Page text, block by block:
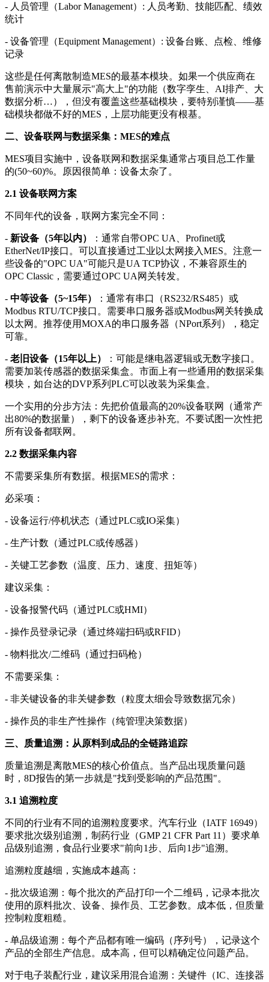
- 人员管理（Labor Management）: 人员考勤、技能匹配、绩效
统计
- 设备管理（Equipment Management）: 设备台账、点检、维修
记录
这些是任何离散制造MES的最基本模块。如果一个供应商在
售前演示中大量展示"高大上"的功能（数字孪生、AI排产、大
数据分析…），但没有覆盖这些基础模块，要特别谨慎——基
础模块都做不好的MES，上层功能更没有根基。
二、设备联网与数据采集：MES的难点
MES项目实施中，设备联网和数据采集通常占项目总工作量
的(50~60)%。原因很简单：设备太杂了。
2.1 设备联网方案
不同年代的设备，联网方案完全不同：
- 新设备（5年以内）
：通常自带OPC UA、Profinet或
EtherNet/IP接口。可以直接通过工业以太网接入MES。注意一
些设备的"OPC UA"可能只是UA TCP协议，不兼容原生的
OPC Classic，需要通过OPC UA网关转发。
- 中等设备（5~15年）
：通常有串口（RS232/RS485）或
Modbus RTU/TCP接口。需要串口服务器或Modbus网关转换成
以太网。推荐使用MOXA的串口服务器（NPort系列），稳定
可靠。
- 老旧设备（15年以上）
：可能是继电器逻辑或无数字接口。
需要加装传感器的数据采集盒。市面上有一些通用的数据采集
模块，如台达的DVP系列PLC可以改装为采集盒。
一个实用的分步方法：先把价值最高的20%设备联网（通常产
出80%的数据量），剩下的设备逐步补充。不要试图一次性把
所有设备都联网。
2.2 数据采集内容
不需要采集所有数据。根据MES的需求：
必采项：
- 设备运行/停机状态（通过PLC或IO采集）
- 生产计数（通过PLC或传感器）
- 关键工艺参数（温度、压力、速度、扭矩等）
建议采集：
- 设备报警代码（通过PLC或HMI）
- 操作员登录记录（通过终端扫码或RFID）
- 物料批次/二维码（通过扫码枪）
不需要采集：
- 非关键设备的非关键参数（粒度太细会导致数据冗余）
- 操作员的非生产性操作（纯管理决策数据）
三、质量追溯：从原料到成品的全链路追踪
质量追溯是离散MES的核心价值点。当产品出现质量问题
时，8D报告的第一步就是"找到受影响的产品范围"。
3.1 追溯粒度
不同的行业有不同的追溯粒度要求。汽车行业（IATF 16949）
要求批次级别追溯，制药行业（GMP 21 CFR Part 11）要求单
品级别追溯，食品行业要求"前向1步、后向1步"追溯。
追溯粒度越细，实施成本越高：
- 批次级追溯：每个批次的产品打印一个二维码，记录本批次
使用的原料批次、设备、操作员、工艺参数。成本低，但质量
控制粒度粗糙。
- 单品级追溯：每个产品都有唯一编码（序列号），记录这个
产品的全部生产信息。成本高，但可以精确定位问题产品。
对于电子装配行业，建议采用混合追溯：关键件（IC、连接器